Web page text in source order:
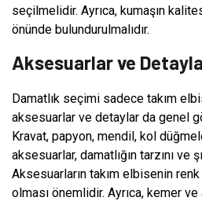
seçilmelidir. Ayrıca, kumaşın
önünde bulundurulmalıdır.
Aksesuarlar ve
Damatlık seçimi sadece takım
aksesuarlar ve detaylar da genel
Kravat, papyon, mendil, kol
aksesuarlar, damatlığın tarzını ve
Aksesuarların takım elbisenin
olması önemlidir. Ayrıca, kemer